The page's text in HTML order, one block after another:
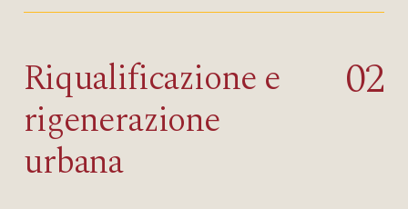
Riqualificazione e
rigenerazione
urbana
02